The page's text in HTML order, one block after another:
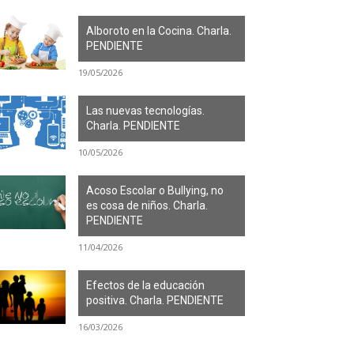
Alboroto en la Cocina. Charla.
PENDIENTE
19/05/2026
Las nuevas tecnologías.
Charla. PENDIENTE
10/05/2026
Acoso Escolar o Bullying, no
es cosa de niños. Charla.
PENDIENTE
11/04/2026
Efectos de la educación
positiva. Charla. PENDIENTE
16/03/2026